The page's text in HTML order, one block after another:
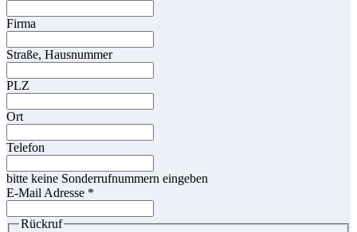
Firma
Straße, Hausnummer
PLZ
Ort
Telefon
bitte keine Sonderrufnummern eingeben
E-Mail Adresse *
Rückruf